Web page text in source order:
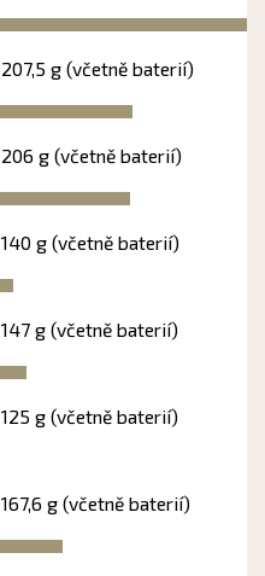
207,5 g (včetně baterií)
206 g (včetně baterií)
140 g (včetně baterií)
147 g (včetně baterií)
125 g (včetně baterií)
167,6 g (včetně baterií)